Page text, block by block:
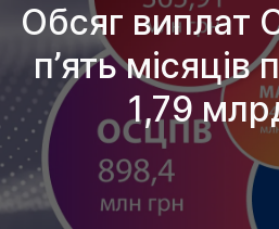
Обсяг виплат
п’ять
1,79